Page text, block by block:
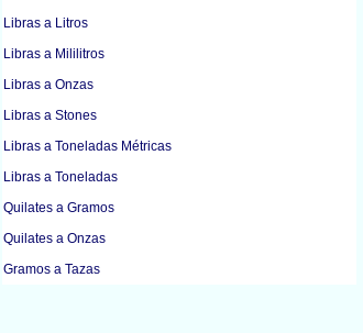
Libras a Litros
Libras a Mililitros
Libras a Onzas
Libras a Stones
Libras a Toneladas Métricas
Libras a Toneladas
Quilates a Gramos
Quilates a Onzas
Gramos a Tazas